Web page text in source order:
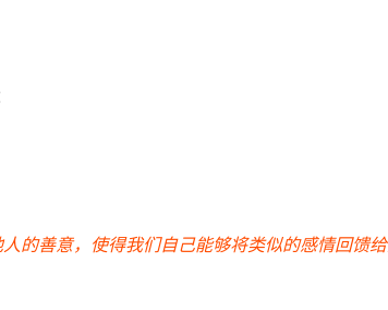
的善意，使得我们自己能够将类似的感情回馈